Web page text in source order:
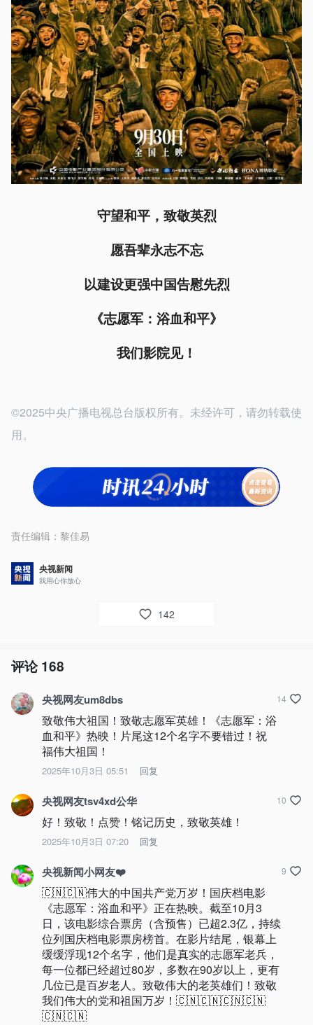
守望和平，致敬英烈
愿吾辈永志不忘
以建设更强中国告慰先烈
《志愿军：浴血和平》
我们影院见！
©2025中央广播电视总台版权所有。未经许可，请勿转载使
用。
责任编辑： 黎佳易
央视新闻
我用心你放心
142
评论168
央视网友um8dbs
致敬伟大祖国！致敬志愿军英雄！《志愿军：浴
血和平》热映！片尾这12个名字不要错过！祝
福伟大祖国！
2025年10月3日 05:51 回复
14
央视网友tsv4xd公华
好！致敬！点赞！铭记历史，致敬英雄！
2025年10月3日 07:20 回复
10
央视新闻小网友❤️
🇨🇳🇨🇳伟大的中国共产党万岁！国庆档电影
《志愿军：浴血和平》正在热映。截至10月3
日，该电影综合票房（含预售）已超2.3亿，持续
位列国庆档电影票房榜首。在影片结尾，银幕上
缓缓浮现12个名字，他们是真实的志愿军老兵，
每一位都已经超过80岁，多数在90岁以上，更有
几位已是百岁老人。致敬伟大的老英雄们！致敬
我们伟大的党和祖国万岁！🇨🇳🇨🇳🇨🇳🇨🇳
🇨🇳🇨🇳
9